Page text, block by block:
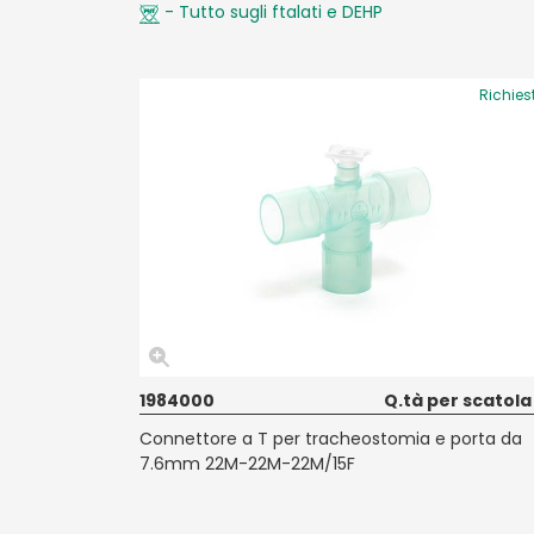
- Tutto sugli ftalati e DEHP
1984000
Q.tà per scatola
Connettore a T per tracheostomia e porta da
7.6mm 22M-22M-22M/15F